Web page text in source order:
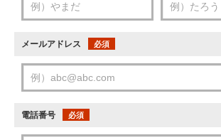
メールアドレス 必須
電話番号 必須